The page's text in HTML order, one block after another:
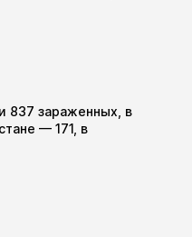
837 зараженных, в
— 171, в